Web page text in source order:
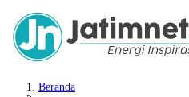
Beranda